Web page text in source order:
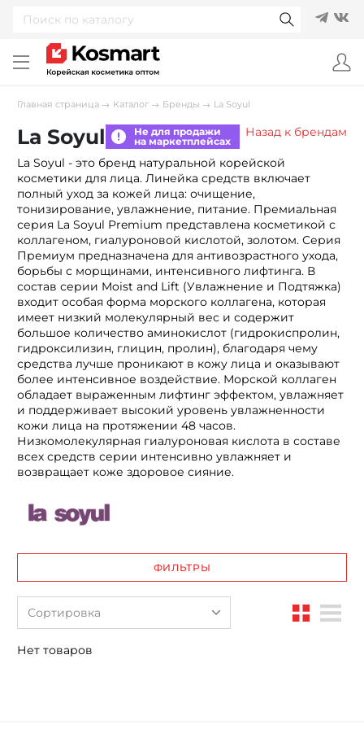
Главная страница Каталог Бренды La Soyul
La Soyul
Не для продажи
на маркетплейсах
Назад к брендам
La Soyul - это бренд натуральной корейской
косметики для лица. Линейка средств включает
полный уход за кожей лица: очищение,
тонизирование, увлажнение, питание. Премиальная
серия La Soyul Premium представлена косметикой с
коллагеном, гиалуроновой кислотой, золотом. Серия
Премиум предназначена для антивозрастного ухода,
борьбы с морщинами, интенсивного лифтинга. В
состав серии Moist and Lift (Увлажнение и Подтяжка)
входит особая форма морского коллагена, которая
имеет низкий молекулярный вес и содержит
большое количество аминокислот (гидрокиспролин,
гидроксилизин, глицин, пролин), благодаря чему
средства лучше проникают в кожу лица и оказывают
более интенсивное воздействие. Морской коллаген
обладает выраженным лифтинг эффектом, увлажняет
и поддерживает высокий уровень увлажненности
кожи лица на протяжении 48 часов.
Низкомолекулярная гиалуроновая кислота в составе
всех средств серии интенсивно увлажняет и
возвращает коже здоровое сияние.
ФИЛЬТРЫ
Сортировка
Нет товаров